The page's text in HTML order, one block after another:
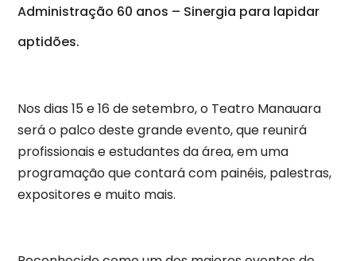
Administração 60 anos – Sinergia para lapidar
aptidões.
Nos dias 15 e 16 de setembro, o Teatro Manauara
será o palco deste grande evento, que reunirá
profissionais e estudantes da área, em uma
programação que contará com painéis, palestras,
expositores e muito mais.